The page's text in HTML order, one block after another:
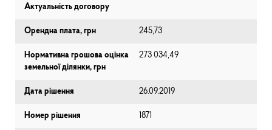
Актуальність договору
Орендна плата, грн 245,73
Нормативна грошова оцінка
земельної ділянки, грн
273 034,49
Дата рішення 26.09.2019
Номер рішення 1871